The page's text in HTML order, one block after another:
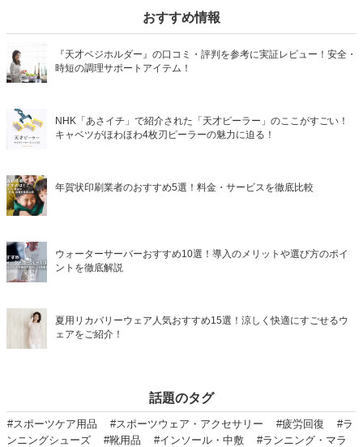
おすすめ情報
『天才ベジホルダー』の口コミ・評判を参考に実証レビュー！安全・
時短の調理サポートアイテム！
NHK「あさイチ」で紹介された「天才ピーラー」のここがすごい！
キャベツがほわほわ4枚刃ピーラーの魅力に迫る！
年賀状印刷業者のおすすめ5選！料金・サービスを徹底比較
ウォーターサーバーおすすめ10選！導入のメリットや選び方のポイ
ントを徹底解説
夏用リカバリーウェア人気おすすめ15選！涼しく快適にすごせるウ
ェアをご紹介！
話題のタグ
#スポーツケア用品 #スポーツウェア・アクセサリー #疲労回復
#ラ
ンニングシューズ
#靴用品 #インソール・中敷
#ランニング・マラ